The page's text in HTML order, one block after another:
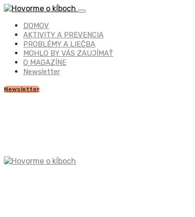
DOMOV
AKTIVITY A PREVENCIA
PROBLÉMY A LIEČBA
MOHLO BY VÁS ZAUJÍMAŤ
O MAGAZÍNE
Newsletter
Newsletter